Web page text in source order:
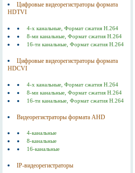
Цифровые видеорегистраторы формата
HDTVI
4-х канальные, Формат сжатия Н.264
8-ми канальные, Формат сжатия Н.264
16-ти канальные, Формат сжатия Н.264
Цифровые видеорегистраторы формата
HDCVI
4-х канальные, Формат сжатия Н.264
8-ми канальные, Формат сжатия Н.264
16-ти канальные, Формат сжатия Н.264
Видеорегистраторы формата AHD
4-канальные
8-канальные
16-канальные
IP-видеорегистраторы